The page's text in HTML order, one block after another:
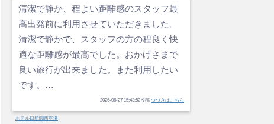
清潔で静か、程よい距離感のスタッフ最
高出発前に利用させていただきました。
清潔で静かで、スタッフの方の程良く快
適な距離感が最高でした。おかげさまで
良い旅行が出来ました。また利用したい
です。…
2026-06-27 15:43:52投稿 つづきはこちら
ホテル日航関西空港